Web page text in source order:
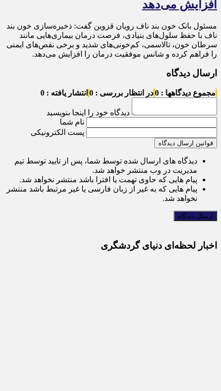
افزایش می‌دهد
مسئول بانک خون بند ناف رویان قزوین گفت: ذخیره‌سازی خون بند
ناف با حفظ سلول‌های بنیادی، فرصت درمان بیماری‌هایی مانند
سرطان خون، تالاسمی، کم‌خونی‌های شدید و برخی نقص‌های ایمنی
را فراهم کرده و شانس موفقیت درمان را افزایش می‌دهد.
ارسال دیدگاه
مجموع دیدگاهها : 0 در انتظار بررسی : 0 انتشار یافته : 0
دیدگاه خود را اینجا بنویسید
نام شما
پست الکترونیکی
قوانین ارسال دیدگاه
دیدگاه های ارسال شده توسط شما، پس از تایید توسط تیم
مدیریت در وب منتشر خواهد شد.
پیام هایی که حاوی تهمت یا افترا باشد منتشر نخواهد شد.
پیام هایی که به غیر از زبان فارسی یا غیر مرتبط باشد منتشر
نخواهد شد.
اخبار لحظه‌ای دنیای گردشگری